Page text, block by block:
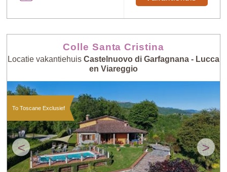
hoog
Prijs: hoog -
laag
Aantal
Aantal
personen: hoog
- laag
Nieuw
Colle Santa Cristina
Locatie vakantiehuis Castelnuovo di Garfagnana - Lucca
en Viareggio
< >
To Toscane Exclusief